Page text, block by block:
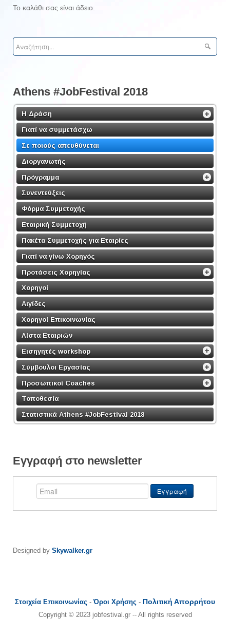
Το καλάθι σας είναι άδειο.
Athens #JobFestival 2018
Η Δράση
Γιατί να συμμετάσχω
Σε ποιούς απευθύνεται
Διοργανωτής
Πρόγραμμα
Συνεντεύξεις
Φόρμα Συμμετοχής
Εταιρική Συμμετοχή
Πακέτα Συμμετοχής για Εταιρίες
Γιατί να γίνω Χορηγός
Προτάσεις Χορηγίας
Χορηγοί
Αιγίδες
Χορηγοί Επικοινωνίας
Λίστα Εταιριών
Εισηγητές workshop
Σύμβουλοι Εργασίας
Προσωπικοί Coaches
Τοποθεσία
Στατιστικά Athens #JobFestival 2018
Εγγραφή στο newsletter
Designed by Skywalker.gr
Στοιχεία Επικοινωνίας -Όροι Χρήσης - Πολιτική Απορρήτου
Copyright © 2023 jobfestival.gr -- All rights reserved